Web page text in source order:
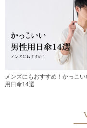
メンズにもおすすめ！かっこい
用日傘14選